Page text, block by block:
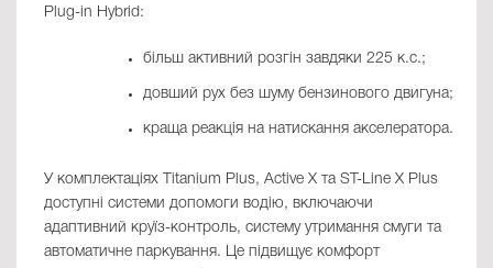
Plug-in Hybrid:
більш активний розгін завдяки 225 к.с.;
довший рух без шуму бензинового двигуна;
краща реакція на натискання акселератора.
У комплектаціях Titanium Plus, Active X та ST-Line X Plus
доступні системи допомоги водію, включаючи
адаптивний круїз-контроль, систему утримання смуги та
автоматичне паркування. Це підвищує комфорт